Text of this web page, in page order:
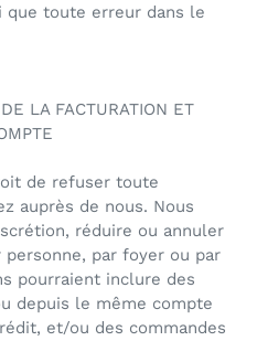
que toute erreur dans le
LA FACTURATION ET
de refuser toute
auprès de nous. Nous
réduire ou annuler
par foyer ou par
pourraient inclure des
depuis le même compte
et/ou des commandes